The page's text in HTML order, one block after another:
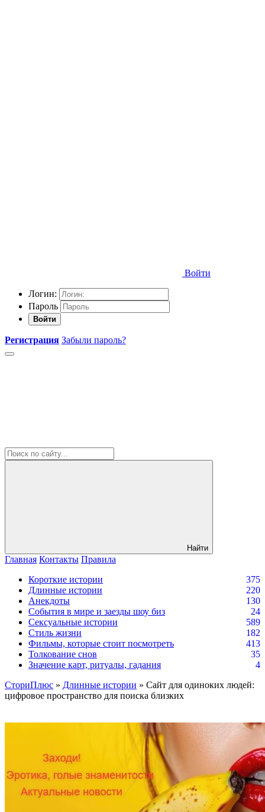
Войти
Логин:
Пароль
Войти
Регистрация Забыли пароль?
Найти
Главная Контакты Правила
Короткие истории
375
Длинные истории
220
Анекдоты
130
События в мире и заезды шоу биз
24
Сексуальные истории
589
Стиль жизни
182
Фильмы, которые стоит посмотреть
413
Толкование снов
35
Значение карт, ритуалы, гадания
4
СториПлюс » Длинные истории » Сайт для одиноких людей:
цифровое пространство для поиска близких